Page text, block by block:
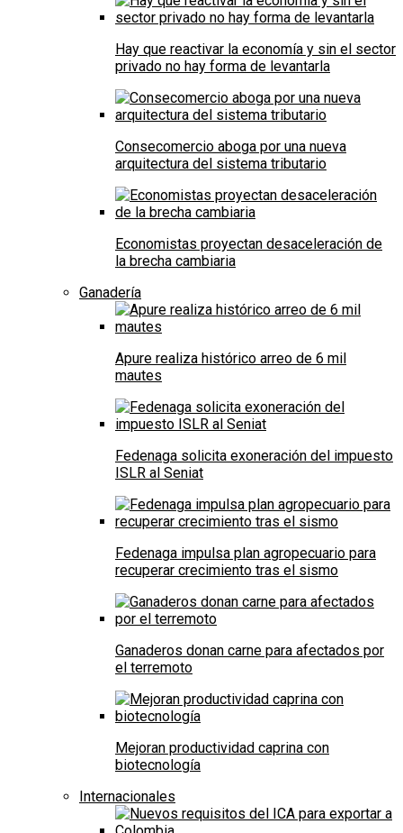
Hay que reactivar la economía y sin el sector
privado no hay forma de levantarla
Consecomercio aboga por una nueva
arquitectura del sistema tributario
Economistas proyectan desaceleración de
la brecha cambiaria
Ganadería
Apure realiza histórico arreo de 6 mil
mautes
Fedenaga solicita exoneración del impuesto
ISLR al Seniat
Fedenaga impulsa plan agropecuario para
recuperar crecimiento tras el sismo
Ganaderos donan carne para afectados por
el terremoto
Mejoran productividad caprina con
biotecnología
Internacionales